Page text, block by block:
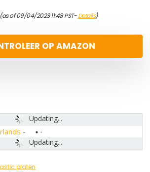
of 09/04/2023 11:48 PST-Details)
OP AMAZON
Updating...
Updating...
-
platen